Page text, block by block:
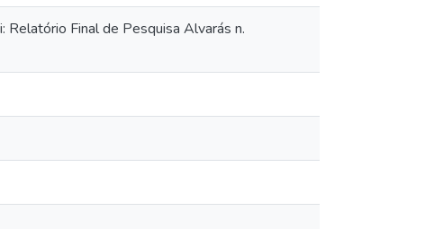
Final de Pesquisa Alvarás n.